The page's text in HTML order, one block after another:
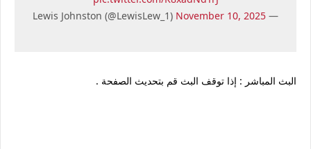
— Lewis Johnston (@LewisLew_1)
November 10, 2025
البث المباشر : إذا توقف البث قم بتحديث الصفحة .